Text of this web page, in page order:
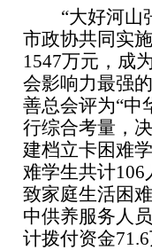
“大好河山
市政协共同实
1547万元，成
会影响力最强
善总会评为“中
行综合考量，
建档立卡困难
难学生共计106
致家庭生活困
中供养服务人
计拨付资金71.6